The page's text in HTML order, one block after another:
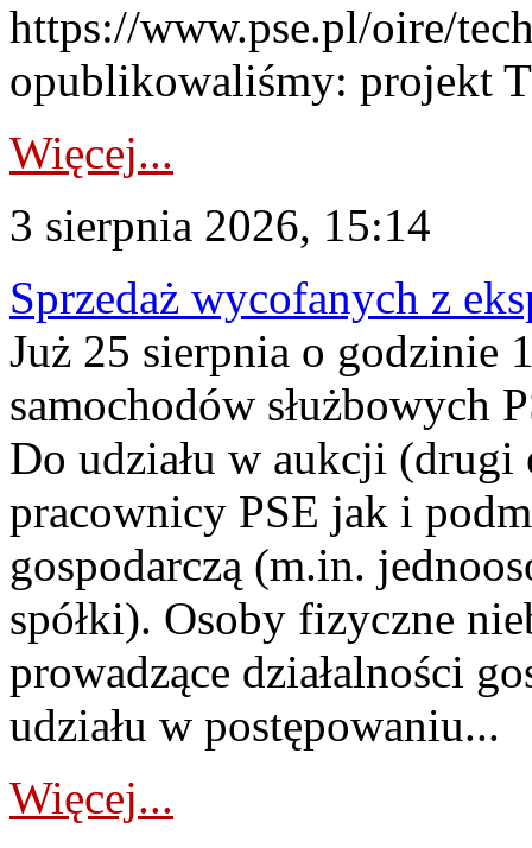
https://www.pse.pl/oire/
opublikowaliśmy: projekt
Więcej...
3 sierpnia 2026, 15:14
Sprzedaż wycofanych z
Już 25 sierpnia o godzinie
samochodów służbowych
Do udziału w aukcji (drugi
pracownicy PSE jak i
gospodarczą (m.in.
spółki). Osoby fizyczne
prowadzące działalności
udziału w postępowaniu...
Więcej...